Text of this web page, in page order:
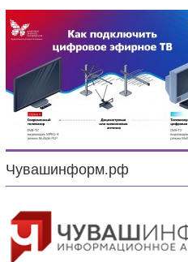
Чувашинформ.рф